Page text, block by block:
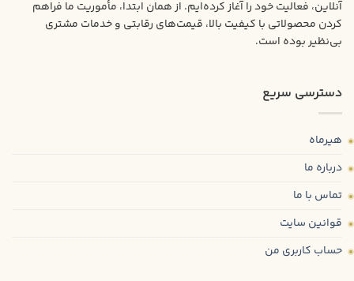
آنلاین، فعالیت خود را آغاز کرده‌ایم. از همان ابتدا، مأموریت ما فراهم
کردن محصولاتی با کیفیت بالا، قیمت‌های رقابتی و خدمات مشتری
بی‌نظیر بوده است.
دسترسی سریع
هیرماه
درباره ما
تماس با ما
قوانین سایت
حساب کاربری من